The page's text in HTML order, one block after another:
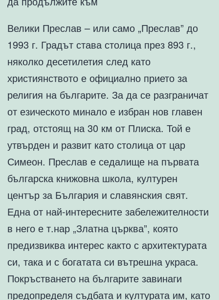
Велики Преслав – или само „Преслав” до
1993 г. Градът става столица през 893 г.,
няколко десетилетия след като
християнството е официално прието за
религия на българите. За да се разграничат
от езическото минало е избран нов главен
град, отстоящ на 30 км от Плиска. Той е
утвърден и развит като столица от цар
Симеон. Преслав е седалище на първата
българска книжовна школа, културен
център за България и славянския свят.
Една от най-интересните забележителности
в него е т.нар „Златна църква”, която
предизвиква интерес както с архитектурата
си, така и с богатата си вътрешна украса.
Покръстването на българите завинаги
предопределя съдбата и културата им, като